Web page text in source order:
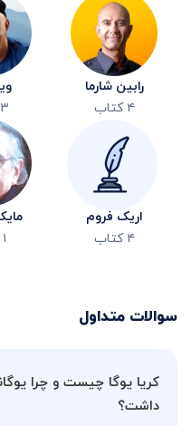
رابین شارما
۴ کتاب
۳
اریک فروم
۴ کتاب
۱
سوالات متداول
کریا یوگا چیست و چرا
داشت؟